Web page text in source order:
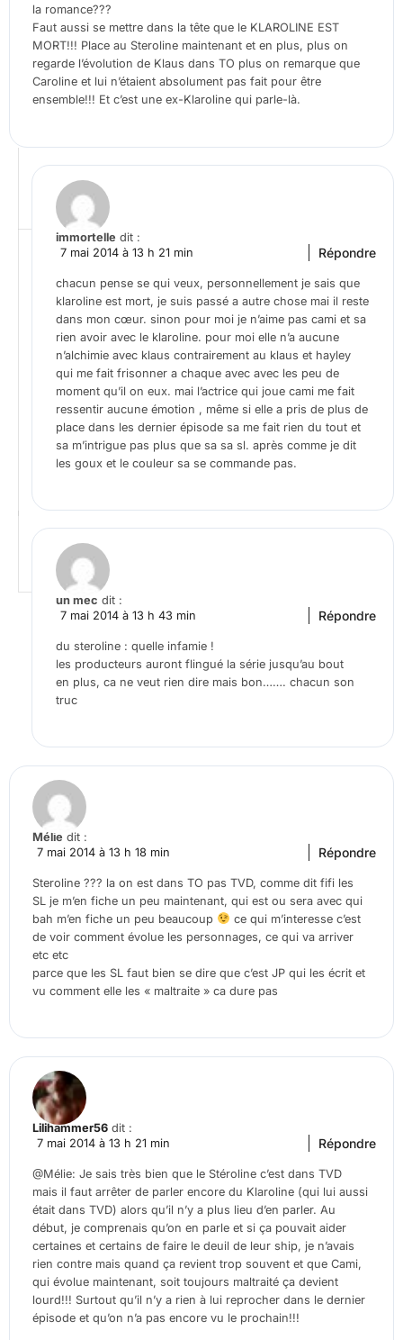
la romance???
Faut aussi se mettre dans la tête que le KLAROLINE EST
MORT!!! Place au Steroline maintenant et en plus, plus on
regarde l’évolution de Klaus dans TO plus on remarque que
Caroline et lui n’étaient absolument pas fait pour être
ensemble!!! Et c’est une ex-Klaroline qui parle-là.
immortelle dit :
7 mai 2014 à 13 h 21 min
chacun pense se qui veux, personnellement je sais que
klaroline est mort, je suis passé a autre chose mai il reste
dans mon cœur. sinon pour moi je n’aime pas cami et sa
rien avoir avec le klaroline. pour moi elle n’a aucune
n’alchimie avec klaus contrairement au klaus et hayley
qui me fait frisonner a chaque avec avec les peu de
moment qu’il on eux. mai l’actrice qui joue cami me fait
ressentir aucune émotion , même si elle a pris de plus de
place dans les dernier épisode sa me fait rien du tout et
sa m’intrigue pas plus que sa sa sl. après comme je dit
les goux et le couleur sa se commande pas.
Répondre
un mec dit :
7 mai 2014 à 13 h 43 min
du steroline : quelle infamie !
les producteurs auront flingué la série jusqu’au bout
en plus, ca ne veut rien dire mais bon……. chacun son
truc
Répondre
Mélie dit :
7 mai 2014 à 13 h 18 min
Steroline ??? la on est dans TO pas TVD, comme dit fifi les
SL je m’en fiche un peu maintenant, qui est ou sera avec qui
bah m’en fiche un peu beaucoup
ce qui m’interesse c’est
de voir comment évolue les personnages, ce qui va arriver
etc etc
parce que les SL faut bien se dire que c’est JP qui les écrit et
vu comment elle les « maltraite » ca dure pas
Répondre
Lilihammer56 dit :
7 mai 2014 à 13 h 21 min
@Mélie: Je sais très bien que le Stéroline c’est dans TVD
mais il faut arrêter de parler encore du Klaroline (qui lui aussi
était dans TVD) alors qu’il n’y a plus lieu d’en parler. Au
début, je comprenais qu’on en parle et si ça pouvait aider
certaines et certains de faire le deuil de leur ship, je n’avais
rien contre mais quand ça revient trop souvent et que Cami,
qui évolue maintenant, soit toujours maltraité ça devient
lourd!!! Surtout qu’il n’y a rien à lui reprocher dans le dernier
épisode et qu’on n’a pas encore vu le prochain!!!
Répondre